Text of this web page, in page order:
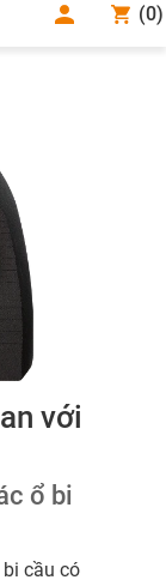
(0)
với
ổ bi
cầu có